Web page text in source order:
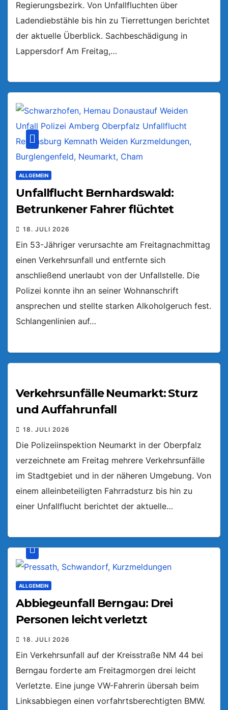
Regierungsbezirk. Von Unfallfluchten über
Ladendiebstähle bis hin zu Tierrettungen berichtet
der aktuelle Überblick. Sachbeschädigung in
Lappersdorf Am Freitag,…
ALLGEMEIN
Unfallflucht Bernhardswald:
Betrunkener Fahrer flüchtet
18. JULI 2026
Ein 53-Jähriger verursachte am Freitagnachmittag
einen Verkehrsunfall und entfernte sich
anschließend unerlaubt von der Unfallstelle. Die
Polizei konnte ihn an seiner Wohnanschrift
ansprechen und stellte starken Alkoholgeruch fest.
Schlangenlinien auf…
Verkehrsunfälle Neumarkt: Sturz
und Auffahrunfall
18. JULI 2026
Die Polizeiinspektion Neumarkt in der Oberpfalz
verzeichnete am Freitag mehrere Verkehrsunfälle
im Stadtgebiet und in der näheren Umgebung. Von
einem alleinbeteiligten Fahrradsturz bis hin zu
einer Unfallflucht berichtet der aktuelle…
ALLGEMEIN
Abbiegeunfall Berngau: Drei
Personen leicht verletzt
18. JULI 2026
Ein Verkehrsunfall auf der Kreisstraße NM 44 bei
Berngau forderte am Freitagmorgen drei leicht
Verletzte. Eine junge VW-Fahrerin übersah beim
Linksabbiegen einen vorfahrtsberechtigten BMW.